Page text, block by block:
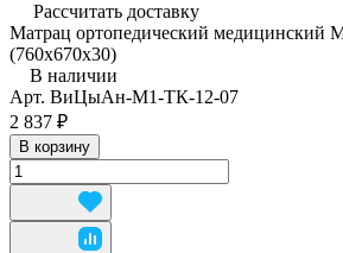
Рассчитать доставку
Матрац ортопедический медицинский
(760x670x30)
В наличии
Арт. ВиЦыАн-М1-ТК-12-07
2 837 ₽
В корзину